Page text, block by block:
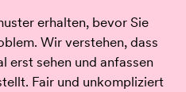
erhalten, bevor Sie
Wir verstehen, dass
erst sehen und anfassen
Fair und unkompliziert